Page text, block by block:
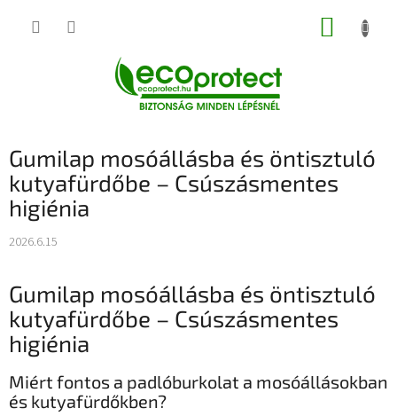
KOSÁR
Gumilap mosóállásba és öntisztuló
kutyafürdőbe – Csúszásmentes
higiénia
2026.6.15
Gumilap mosóállásba és öntisztuló
kutyafürdőbe – Csúszásmentes
higiénia
Miért fontos a padlóburkolat a mosóállásokban
és kutyafürdőkben?